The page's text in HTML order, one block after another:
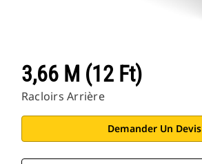
3,66 M (12 Ft)
Racloirs Arrière
Demander Un Devis